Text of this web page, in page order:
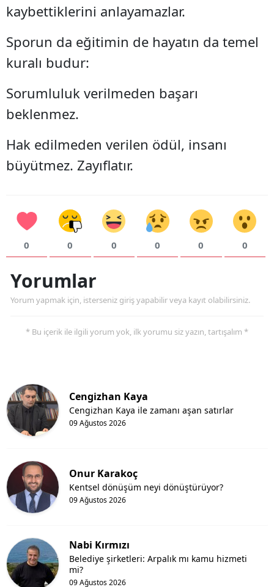
kaybettiklerini anlayamazlar.
Sporun da eğitimin de hayatın da temel
kuralı budur:
Sorumluluk verilmeden başarı
beklenmez.
Hak edilmeden verilen ödül, insanı
büyütmez. Zayıflatır.
0 0 0 0 0 0
Yorumlar
Yorum yapmak için, isterseniz giriş yapabilir veya kayıt olabilirsiniz.
* Bu içerik ile ilgili yorum yok, ilk yorumu siz yazın, tartışalım *
Cengizhan Kaya
09 Ağustos 2026
Cengizhan Kaya ile zamanı aşan satırlar
Onur Karakoç
09 Ağustos 2026
Kentsel dönüşüm neyi dönüştürüyor?
Nabi Kırmızı
09 Ağustos 2026
Belediye şirketleri: Arpalık mı kamu hizmeti
mi?